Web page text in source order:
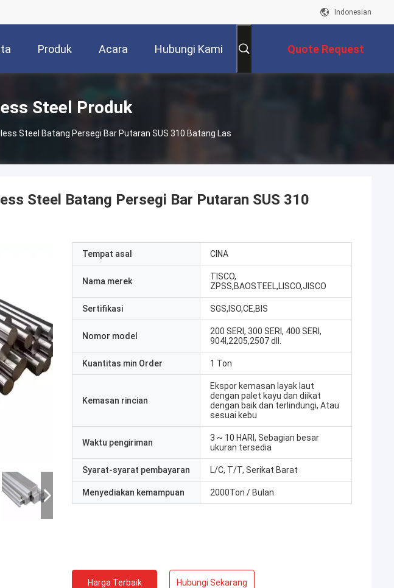
Indonesian
Produk Acara Hubungi Kami Quote Request
Steel Produk
Steel Batang Persegi Bar Putaran SUS 310 Batang Las
Steel Batang Persegi Bar Putaran SUS 310
Tempat asal CINA
Nama merek
TISCO,
ZPSS,BAOSTEEL,LISCO,JISCO
Sertifikasi SGS,ISO,CE,BIS
Nomor model
200 SERI, 300 SERI, 400 SERI,
904l,2205,2507 dll.
Kuantitas min Order 1 Ton
Kemasan rincian
Ekspor kemasan layak laut
dengan palet kayu dan diikat
dengan baik dan terlindungi, Atau
sesuai kebu
Waktu pengiriman
3 ~ 10 HARI, Sebagian besar
ukuran tersedia
Syarat-syarat pembayaran L/C, T/T, Serikat Barat
Menyediakan kemampuan 2000Ton / Bulan
Harga Terbaik Hubungi Sekarang